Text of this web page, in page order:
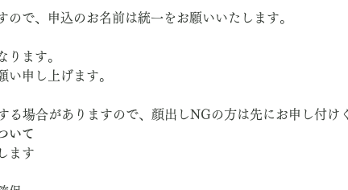
ので、申込のお名前は統一をお願いいたします。
ります。
い申し上げます。
る場合がありますので、顔出しNGの方は先にお申し付け
いて
ます